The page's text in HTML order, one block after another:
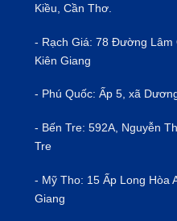
Kiều, Cần Thơ.
- Rạch Giá: 78 Đường Lâm
Kiên Giang
- Phú Quốc: Ấp 5, xã
- Bến Tre: 592A, Nguyễn
Tre
- Mỹ Tho: 15 Ấp Long Hòa
Giang